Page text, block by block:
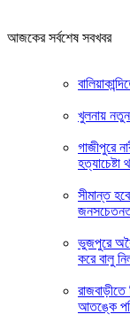
আজকের সর্বশেষ সবখবর
খুলনায়
গাজীপুরে
সীমান্ত
ভুজপুরে
করে বালু
রাজবাড়ীতে
আতঙ্কে